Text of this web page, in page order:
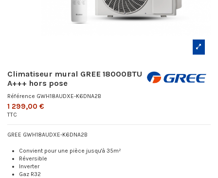
Climatiseur mural GREE 18000BTU
A+++ hors pose
Référence GWH18AUDXE-K6DNA2B
1 299,00 €
TTC
GREE GWH18AUDXE-K6DNA2B
Convient pour une pièce jusqu'à 35m²
Réversible
Inverter
Gaz R32